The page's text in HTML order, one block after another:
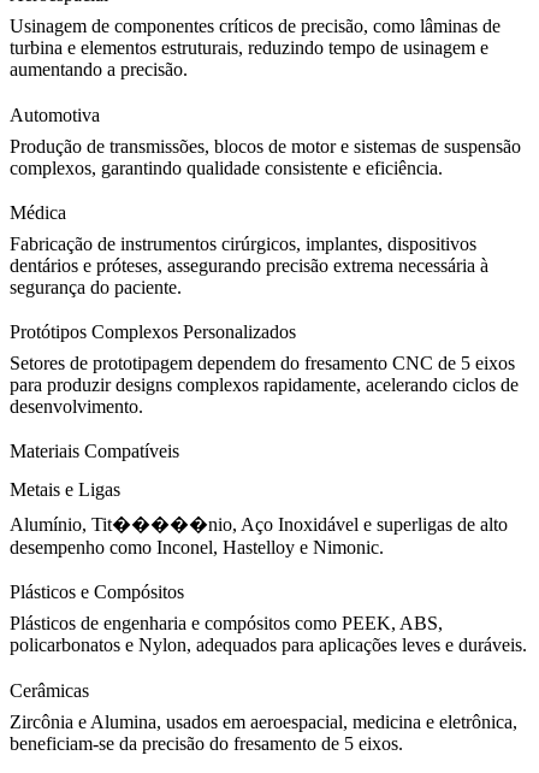
Usinagem de componentes críticos de precisão, como lâminas de
turbina e elementos estruturais, reduzindo tempo de usinagem e
aumentando a precisão.
Automotiva
Produção de transmissões, blocos de motor e sistemas de suspensão
complexos, garantindo qualidade consistente e eficiência.
Médica
Fabricação de instrumentos cirúrgicos, implantes, dispositivos
dentários e próteses, assegurando precisão extrema necessária à
segurança do paciente.
Protótipos Complexos Personalizados
Setores de prototipagem dependem do fresamento CNC de 5 eixos
para produzir designs complexos rapidamente, acelerando ciclos de
desenvolvimento.
Materiais Compatíveis
Metais e Ligas
Alumínio, Tit�����nio, Aço Inoxidável e superligas de alto
desempenho como Inconel, Hastelloy e Nimonic.
Plásticos e Compósitos
Plásticos de engenharia e compósitos como PEEK, ABS,
policarbonatos e Nylon, adequados para aplicações leves e duráveis.
Cerâmicas
Zircônia e Alumina, usados em aeroespacial, medicina e eletrônica,
beneficiam-se da precisão do fresamento de 5 eixos.